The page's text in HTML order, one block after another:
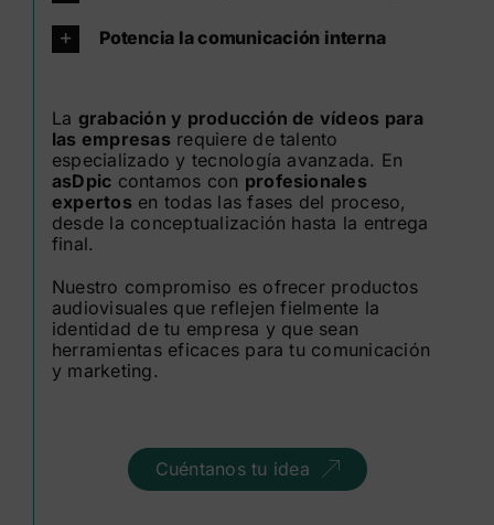
Potencia la comunicación interna
La grabación y producción de vídeos para
las empresas requiere de talento
especializado y tecnología avanzada. En
asDpic contamos con profesionales
expertos en todas las fases del proceso,
desde la conceptualización hasta la entrega
final.
Nuestro compromiso es ofrecer productos
audiovisuales que reflejen fielmente la
identidad de tu empresa y que sean
herramientas eficaces para tu comunicación
y marketing.
Cuéntanos tu idea